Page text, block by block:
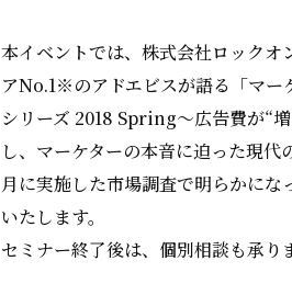
本イベントでは、株式会社ロックオ
アNo.1※のアドエビスが語る「マー
シリーズ 2018 Spring～広告費が“
し、マーケターの本音に迫った現
月に実施した市場調査で明らかに
いたします。
セミナー終了後は、個別相談も承り